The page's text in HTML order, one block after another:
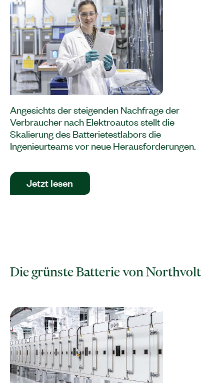
​Angesichts der steigenden Nachfrage der
Verbraucher nach Elektroautos stellt die
Skalierung des Batterietestlabors die
Ingenieurteams vor neue Herausforderungen.​
Jetzt lesen
​Die grünste Batterie von Northvolt​